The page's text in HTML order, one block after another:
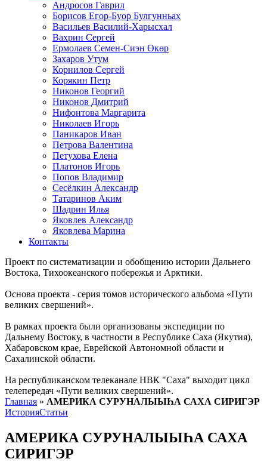
Андросов Гаврил
Борисов Егор-Буор Булгунньах
Васильев Василий-Харысхал
Вахрин Сергей
Ермолаев Семен-Сиэн Өкөр
Захаров Утум
Корнилов Сергей
Корякин Петр
Никонов Георгий
Никонов Дмитрий
Нифонтова Маргарита
Николаев Игорь
Паникаров Иван
Петрова Валентина
Петухова Елена
Платонов Игорь
Попов Владимир
Сесёлкин Александр
Татаринов Аким
Шадрин Илья
Яковлев Александр
Яковлева Марина
Контакты
Проект по систематизации и обобщению истории Дальнего
Востока, Тихоокеанского побережья и Арктики.
Основа проекта - серия томов исторического альбома «Пути
великих свершений».
В рамках проекта были организованы экспедиции по
Дальнему Востоку, в частности в Республике Саха (Якутия),
Хабаровском крае, Еврейской Автономной области и
Сахалинской области.
На республиканском телеканале НВК "Саха" выходит цикл
телепередач «Пути великих свершений».
Главная » АМЕРИКА СУРУНАЛЫЫҺА САХА СИРИГЭР
ИсторияСтатьи
АМЕРИКА СУРУНАЛЫЫҺА САХА
СИРИГЭР